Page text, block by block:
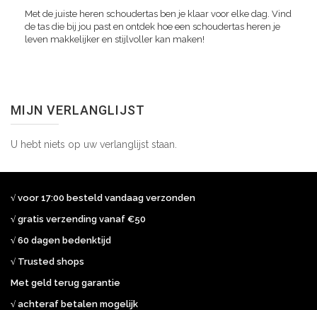
Met de juiste heren schoudertas ben je klaar voor elke dag. Vind
de tas die bij jou past en ontdek hoe een schoudertas heren je
leven makkelijker en stijlvoller kan maken!
MIJN VERLANGLIJST
U hebt niets op uw verlanglijst staan.
√ voor 17:00 besteld vandaag verzonden
√ gratis verzending vanaf €50
√ 60 dagen bedenktijd
√ Trusted shops
Met geld terug garantie
√ achteraf betalen mogelijk